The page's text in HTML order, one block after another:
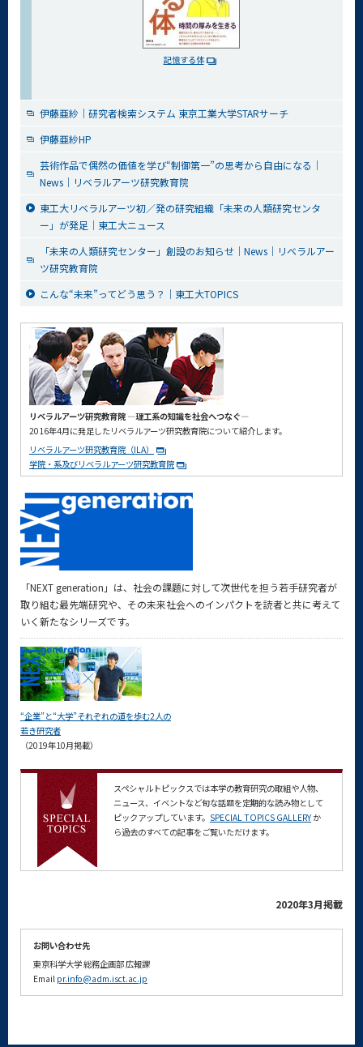
記憶する体
伊藤亜紗｜研究者検索システム 東京工業大学STARサーチ
伊藤亜紗HP
芸術作品で偶然の価値を学び“制御第一”の思考から自由になる｜
News｜リベラルアーツ研究教育院
東工大リベラルアーツ初／発の研究組織「未来の人類研究センタ
ー」が発足｜東工大ニュース
「未来の人類研究センター」創設のお知らせ｜News｜リベラルアー
ツ研究教育院
こんな“未来”ってどう思う？｜東工大TOPICS
リベラルアーツ研究教育院 ―理工系の知識を社会へつなぐ―
2016年4月に発足したリベラルアーツ研究教育院について紹介します。
リベラルアーツ研究教育院（ILA）
学院・系及びリベラルアーツ研究教育院
「NEXT generation」は、社会の課題に対して次世代を担う若手研究者が
取り組む最先端研究や、その未来社会へのインパクトを読者と共に考えて
いく新たなシリーズです。
“企業”と“大学”それぞれの道を歩む2人の
若き研究者
（2019年10月掲載）
スペシャルトピックスでは本学の教育研究の取組や人物、
ニュース、イベントなど旬な話題を定期的な読み物として
ピックアップしています。 SPECIAL TOPICS GALLERYか
ら過去のすべての記事をご覧いただけます。
2020年3月掲載
お問い合わせ先
東京科学大学総務企画部広報課
Email pr.info@adm.isct.ac.jp